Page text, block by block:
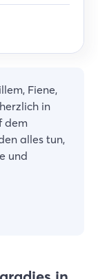
Fiene,
in
dem
alles tun,
und